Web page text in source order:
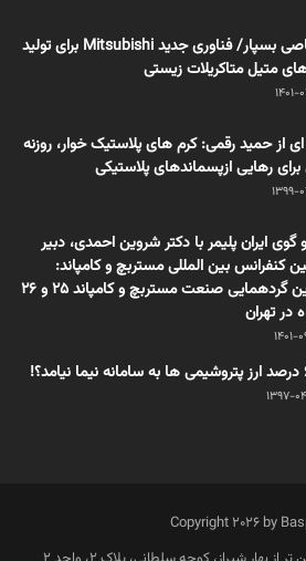
اختصاصی بسپار/ فناوری جدید Mitsubishi برای تولید
متیل متاکریلات زیستی
1401-
از حمید رقمی: کرم های پلاستیک خوار، روزنه
رهایی ازپسماندهای پلاستیکی
1399-
ایران پلیمر با دکتر شروین احمدی، دبیر
کنفرانس بین المللی مستربچ و کامپاند:
بزرگترین گردهمایی صنعت مستربچ و کامپاند 25 و 26
در تهران
1401-
1397-
Copyright 2026 by